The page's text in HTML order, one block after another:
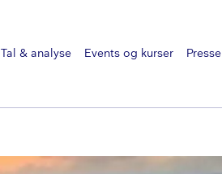
Tal & analyse Events og kurser Presse